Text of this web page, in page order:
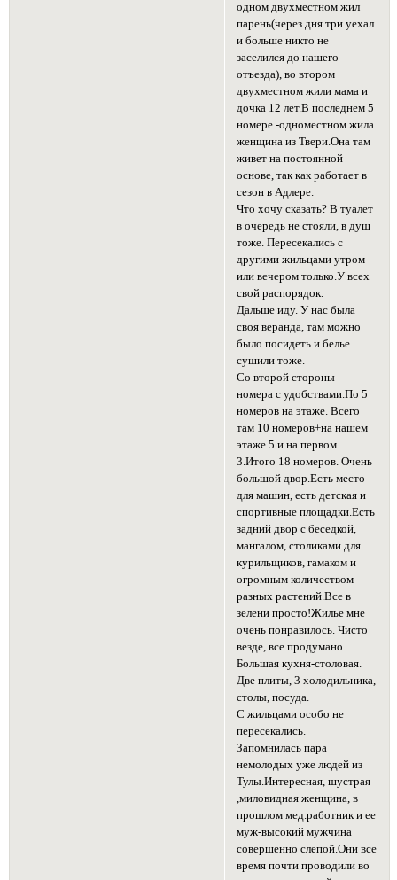
одном двухместном жил
парень(через дня три уехал
и больше никто не
заселился до нашего
отъезда), во втором
двухместном жили мама и
дочка 12 лет.В последнем 5
номере -одноместном жила
женщина из Твери.Она там
живет на постоянной
основе, так как работает в
сезон в Адлере.
Что хочу сказать? В туалет
в очередь не стояли, в душ
тоже. Пересекались с
другими жильцами утром
или вечером только.У всех
свой распорядок.
Дальше иду. У нас была
своя веранда, там можно
было посидеть и белье
сушили тоже.
Со второй стороны -
номера с удобствами.По 5
номеров на этаже. Всего
там 10 номеров+на нашем
этаже 5 и на первом
3.Итого 18 номеров. Очень
большой двор.Есть место
для машин, есть детская и
спортивные площадки.Есть
задний двор с беседкой,
мангалом, столиками для
курильщиков, гамаком и
огромным количеством
разных растений.Все в
зелени просто!Жилье мне
очень понравилось. Чисто
везде, все продумано.
Большая кухня-столовая.
Две плиты, 3 холодильника,
столы, посуда.
С жильцами особо не
пересекались.
Запомнилась пара
немолодых уже людей из
Тулы.Интересная, шустрая
,миловидная женщина, в
прошлом мед.работник и ее
муж-высокий мужчина
совершенно слепой.Они все
время почти проводили во